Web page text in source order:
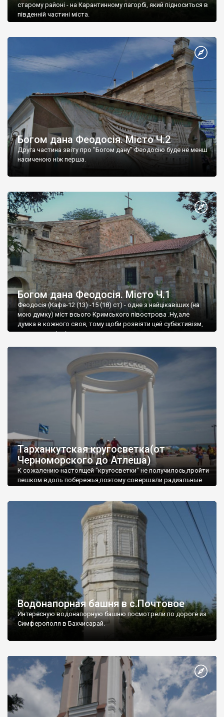
старому районі - на Карантинному пагорбі, який підноситься в
південній частині міста.
Богом дана Феодосія. Місто Ч.2
Друга частина звіту про "Богом дану" Феодосію буде не менш
насиченою ніж перша.
Богом дана Феодосія. Місто Ч.1
Феодосія (Кафа-12 (13) -15 (18) ст) - одне з найцікавіших (на
мою думку) міст всього Кримського півострова .Ну,але
думка в кожного своя, тому щоби розвіяти цей субєктивізм,
запрошую відвідати це
Тарханкутская кругосветка(от
Черноморского до Атлеша)
К сожалению настоящей "кругосветки" не получилось,пройти
пешком вдоль побережья,поэтому совершали радиальные
Водонапорная башня в с.Почтовое
Интересную водонапорную башню посмотрели по дороге из
Симферополя в Бахчисарай.